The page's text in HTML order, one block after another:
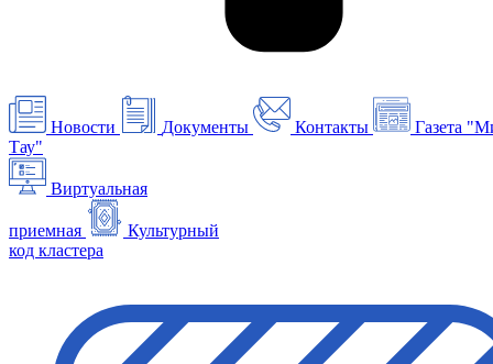
Новости Документы Контакты
Газета
Тау"
Виртуальная
приемная
Культурный
код кластера